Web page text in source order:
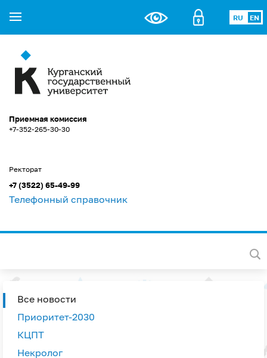
RU EN
Приемная комиссия
+7-352-265-30-30
Ректорат
+7 (3522) 65-49-99
Телефонный справочник
Все новости
Приоритет-2030
КЦПТ
Некролог